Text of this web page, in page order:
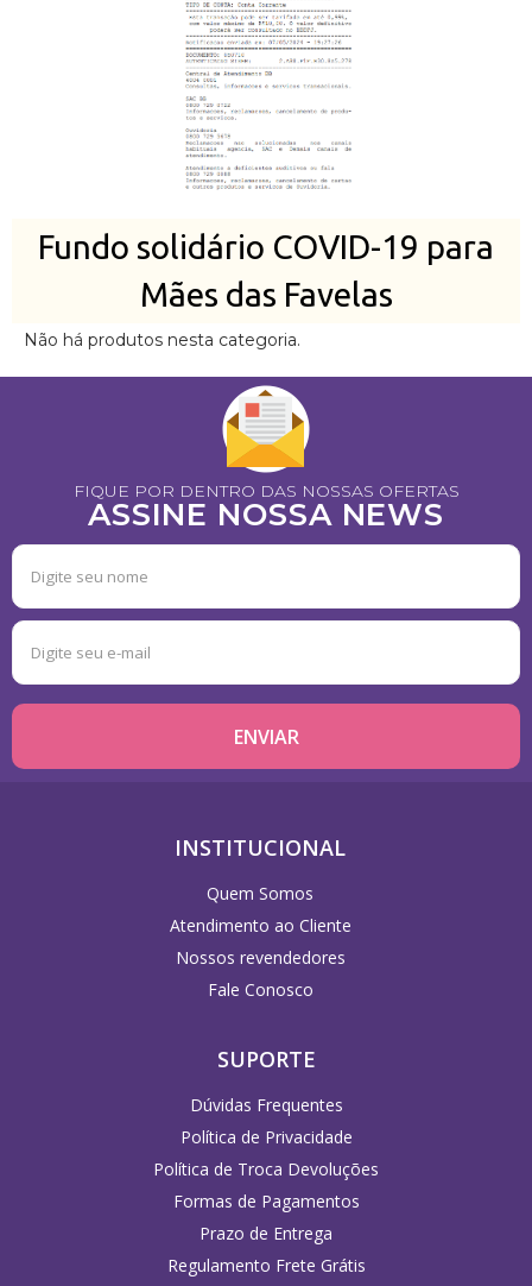
Fundo solidário COVID-19 para
Mães das Favelas
Não há produtos nesta categoria.
FIQUE POR DENTRO DAS NOSSAS OFERTAS
ASSINE NOSSA NEWS
INSTITUCIONAL
Quem Somos
Atendimento ao Cliente
Nossos revendedores
Fale Conosco
SUPORTE
Dúvidas Frequentes
Política de Privacidade
Política de Troca Devoluções
Formas de Pagamentos
Prazo de Entrega
Regulamento Frete Grátis